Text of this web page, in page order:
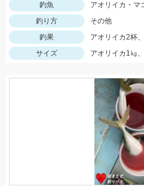
釣魚
アオリイカ・マ
釣り方
その他
釣果
アオリイカ2杯
サイズ
アオリイカ1㎏